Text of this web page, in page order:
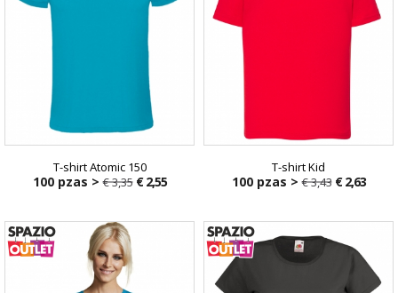
T-shirt Atomic 150
100 pzas >€ 3,35 € 2,55
T-shirt Kid
100 pzas >€ 3,43 € 2,63